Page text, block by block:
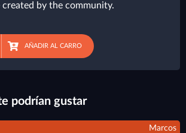
by the community.
AÑADIR AL CARRO
podrían gustar
Marcos